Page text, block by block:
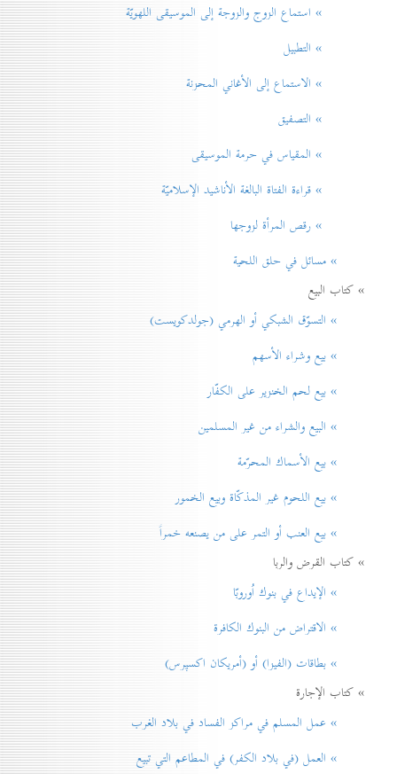
» استماع الزوج والزوجة إلى الموسيقى اللهويّة
» التطبيل
» الاستماع إلى الأغاني المحزنة
» التصفيق
» المقياس في حرمة الموسيقی
» قراءة الفتاة البالغة الأناشيد الإسلاميّة
» رقص المرأة لزوجها
» مسائل في حلق اللحية
» كتاب البيع
» التسوّق الشبكي أو الهرمي (جولدكويست)
» بيع وشراء الأسهم
» بيع لحم الخنزير علی الكفّار
» البيع والشراء من غير المسلمين
» بيع الأسماك المحرّمة
» بيع اللحوم غير المذكّاة وبيع الخمور
» بيع العنب أو التمر على من يصنعه خمراً
» كتاب القرض والربا
» الإيداع في بنوك اُوروبّا
» الاقتراض من البنوك الكافرة
» بطاقات (الفيزا) أو (أمريكان اكسپرس)
» كتاب الإجارة
» عمل المسلم في مراكز الفساد في بلاد الغرب
» العمل (في بلاد الكفر) في المطاعم التي تبيع